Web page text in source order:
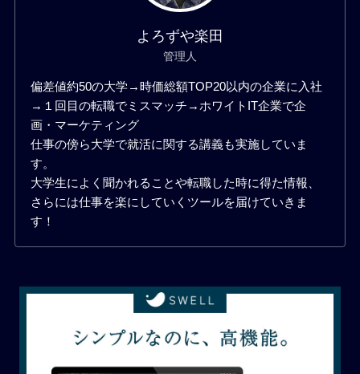
よろずや楽田
管理人
偏差値約50の大学→時価総額TOP20以内の企業に入社
→１回目の転職でミスマッチ→ホワイトIT企業で企
画・マーケティング
仕事の傍ら大学で就活に関する講義も実施していま
す。
大学生によく聞かれることや転職した時に得た情報、
さらには仕事を楽にしていくツールを届けていきま
す！